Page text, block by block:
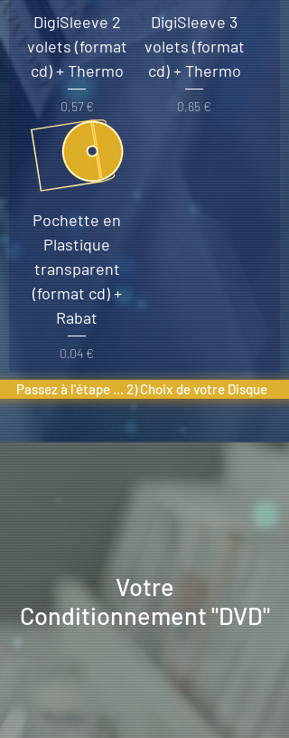
DigiSleeve 2
volets (format
cd) + Thermo
Prix
0,57 €
DigiSleeve 3
volets (format
cd) + Thermo
Prix
0,65 €
Pochette en
Plastique
transparent
(format cd) +
Rabat
Prix
0,04 €
Passez à l'étape ... 2) Choix de votre Disque
Votre
Conditionnement "DVD"